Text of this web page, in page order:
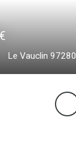
€
Le Vauclin 97280